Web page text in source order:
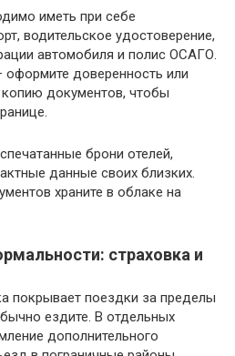
иметь при себе
водительское удостоверение,
автомобиля и полис ОСАГО.
доверенность или
документов, чтобы
брони отелей,
данные своих близких.
храните в облаке на
страховка и
покрывает поездки за пределы
ездите. В отдельных
дополнительного